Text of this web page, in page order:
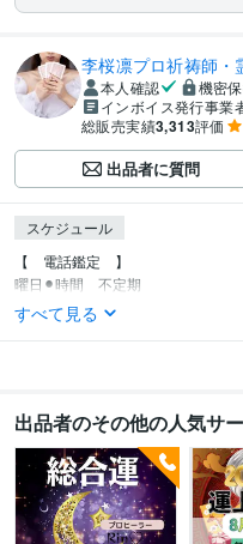
李桜凛プロ祈祷師・
本人確認
機密
インボイス発行事業
総販売実績3,313評価
出品者に質問
スケジュール
【　電話鑑定　】
曜日⚫︎時間　不定期
すべて見る
出品者のその他の人気サ